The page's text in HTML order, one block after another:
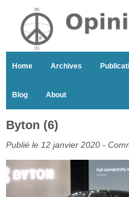
Home Archives
Blog About
Byton (6)
Publié le 12 janvier 2020 -